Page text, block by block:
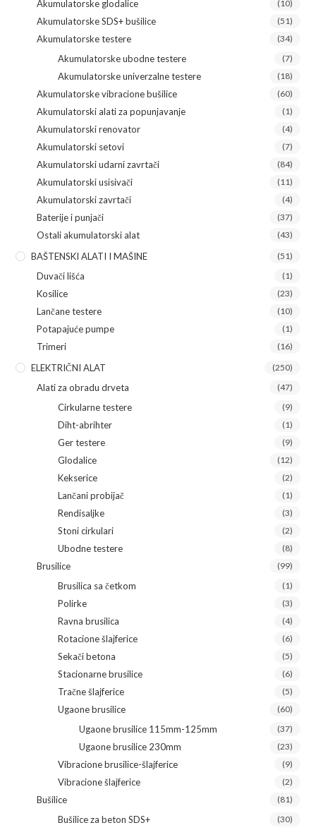
Akumulatorske glodalice (10)
Akumulatorske SDS+ bušilice (51)
Akumulatorske testere (34)
Akumulatorske ubodne testere (7)
Akumulatorske univerzalne testere (18)
Akumulatorske vibracione bušilice (60)
Akumulatorski alati za popunjavanje (1)
Akumulatorski renovator (4)
Akumulatorski setovi (7)
Akumulatorski udarni zavrtači (84)
Akumulatorski usisivači (11)
Akumulatorski zavrtači (4)
Baterije i punjači (37)
Ostali akumulatorski alat (43)
BAŠTENSKI ALATI I MAŠINE (51)
Duvači lišća (1)
Kosilice (23)
Lančane testere (10)
Potapajuće pumpe (1)
Trimeri (16)
ELEKTRIČNI ALAT (250)
Alati za obradu drveta (47)
Cirkularne testere (9)
Diht-abrihter (1)
Ger testere (9)
Glodalice (12)
Kekserice (2)
Lančani probijač (1)
Rendisaljke (3)
Stoni cirkulari (2)
Ubodne testere (8)
Brusilice (99)
Brusilica sa četkom (1)
Polirke (3)
Ravna brusilica (4)
Rotacione šlajferice (6)
Sekači betona (5)
Stacionarne brusilice (6)
Tračne šlajferice (5)
Ugaone brusilice (60)
Ugaone brusilice 115mm-125mm (37)
Ugaone brusilice 230mm (23)
Vibracione brusilice-šlajferice (9)
Vibracione šlajferice (2)
Bušilice (81)
Bušilice za beton SDS+ (30)